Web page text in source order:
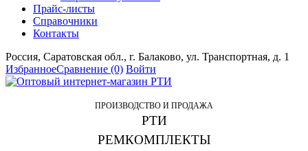
Прайс-листы
Справочники
Контакты
Россия, Саратовская обл., г. Балаково, ул. Транспортная, д. 1
ИзбранноеСравнение (0) Войти
ПРОИЗВОДСТВО И ПРОДАЖА
РТИ
РЕМКОМПЛЕКТЫ